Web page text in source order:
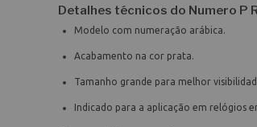
Detalhes técnicos do Numero P
Modelo com numeração arábica.
Acabamento na cor prata.
Tamanho grande para melhor
Indicado para a aplicação em relógios